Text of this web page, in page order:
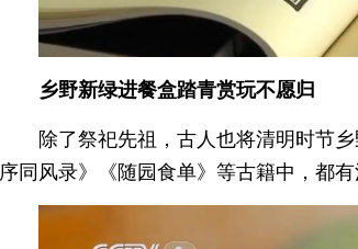
乡野新绿进餐盒踏青赏玩不愿归
除了祭祀先祖，古人也将清明时节
序同风录》《随园食单》等古籍中，都